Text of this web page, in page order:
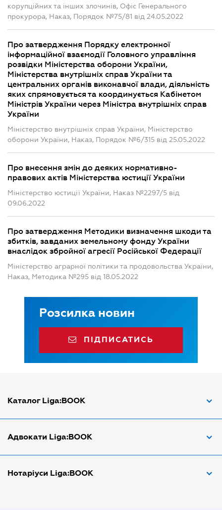
корупційних та інших злочинів, Офіс Генерального
прокурора, Наказ, Порядок №75/81 від 24.05.2022
Про затвердження Порядку електронної
інформаційної взаємодії Головного управління
розвідки Міністерства оборони України,
Міністерства внутрішніх справ України та
центральних органів виконавчої влади, діяльність
яких спрямовується та координується Кабінетом
Міністрів України через Міністра внутрішніх справ
України
Міністерство внутрішніх справ України, Міністерство
оборони України, Наказ, Порядок №6/315 від 25.05.2022
Про внесення змін до деяких нормативно-
правових актів Міністерства юстиції України
Міністерство юстиції України, Наказ №2297/5 від
09.06.2022
Про затвердження Методики визначення шкоди та
збитків, завданих земельному фонду України
внаслідок збройної агресії Російської Федерації
Міністерство аграрної політики та продовольства України,
Наказ, Методика №295 від 18.05.2022
Розсилка новин
ПІДПИСАТИСЬ
Каталог Liga:BOOK
Адвокат по ДТП
Арбітражний керуючий
Адвокати Liga:BOOK
Адвокати Дніпра
Нотаріуси Liga:BOOK